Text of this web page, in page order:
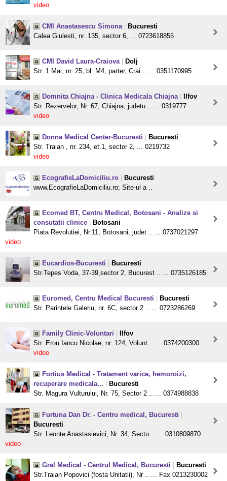
video
CMI Anastasescu Simona
Bucuresti
Calea Giulesti, nr. 135, sector 6, ... 0723618855
CMI David Laura-Craiova
Dolj
Str. 1 Mai, nr. 25, bl. M4, parter, Crai .. ... 0351170995
Domnita Chiajna - Clinica Medicala Chiajna
Ilfov
Str. Rezervelor, Nr. 67, Chiajna, judetu .. ... 0319777
video
Donna Medical Center-Bucuresti
Bucuresti
Str. Traian , nr. 234, et.1, sector 2, ... 0219732
video
EcografieLaDomiciliu.ro
Bucuresti
www.EcografieLaDomiciliu.ro; Site-ul a ..
Ecomed BT, Centru Medical, Botosani - Analize si
consutatii clinice
Botosani
Piata Revolutiei, Nr.11, Botosani, judet .. ... 0737021297
video
Eucardios-Bucuresti
Bucuresti
Str.Tepes Voda, 37-39,sector 2, Bucurest .. ... 0735126185
Euromed, Centru Medical Bucuresti
Bucuresti
Str. Parintele Galeriu, nr. 6C, sector 2 .. ... 0723286269
Family Clinic-Voluntari
Ilfov
Str. Erou Iancu Nicolae, nr. 124, Volunt .. ... 0374200300
video
Fortius Medical - Tratament varice, hemoroizi,
recuperare medicala...
Bucuresti
Str. Magura Vulturului, Nr. 75, Sector 2 .. ... 0374988838
Furtuna Dan Dr. - Centru medical, Bucuresti
Bucuresti
Str. Leonte Anastasievici, Nr. 34, Secto .. ... 0310809870
video
Gral Medical - Centrul Medical, Bucuresti
Bucuresti
Str.Traian Popovici (fosta Unitatii), Nr .. ... Fax 0213230002